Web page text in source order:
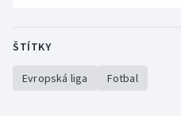
ŠTÍTKY
Evropská liga Fotbal